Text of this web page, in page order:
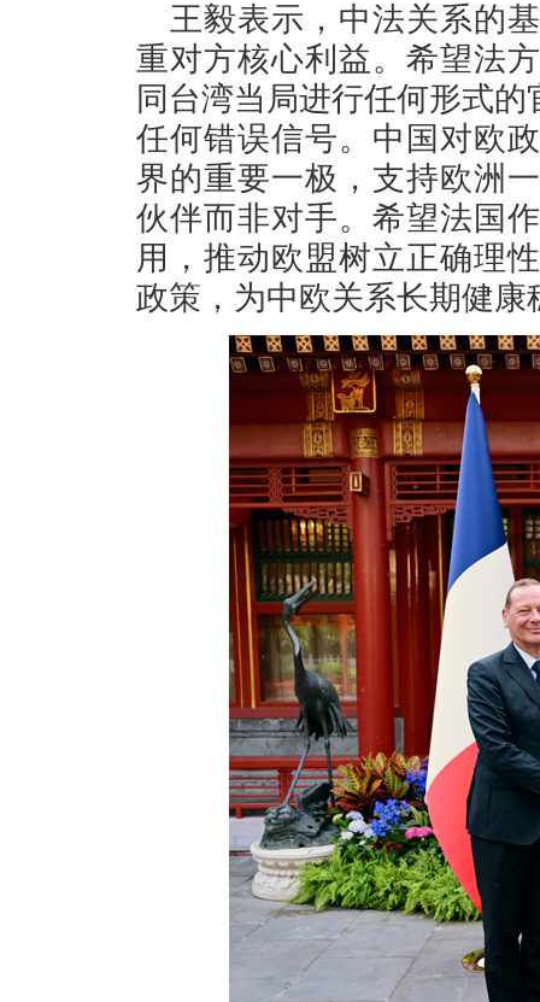
王毅表示，中法关系的
重对方核心利益。希望法
同台湾当局进行任何形式
任何错误信号。中国对欧
界的重要一极，支持欧洲
伙伴而非对手。希望法国
用，推动欧盟树立正确理
政策，为中欧关系长期健